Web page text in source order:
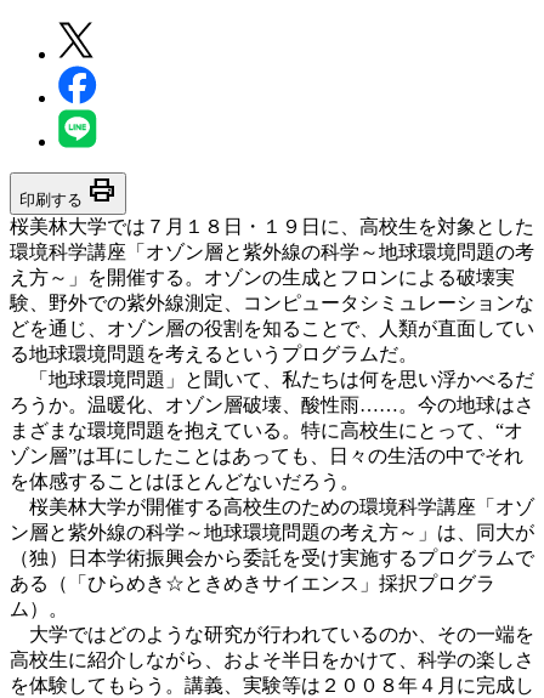
印刷する print
桜美林大学では７月１８日・１９日に、高校生を対象とした
環境科学講座「オゾン層と紫外線の科学～地球環境問題の考
え方～」を開催する。オゾンの生成とフロンによる破壊実
験、野外での紫外線測定、コンピュータシミュレーションな
どを通じ、オゾン層の役割を知ることで、人類が直面してい
る地球環境問題を考えるというプログラムだ。
「地球環境問題」と聞いて、私たちは何を思い浮かべるだ
ろうか。温暖化、オゾン層破壊、酸性雨……。今の地球はさ
まざまな環境問題を抱えている。特に高校生にとって、“オ
ゾン層”は耳にしたことはあっても、日々の生活の中でそれ
を体感することはほとんどないだろう。
桜美林大学が開催する高校生のための環境科学講座「オゾ
ン層と紫外線の科学～地球環境問題の考え方～」は、同大が
（独）日本学術振興会から委託を受け実施するプログラムで
ある（「ひらめき☆ときめきサイエンス」採択プログラ
ム）。
大学ではどのような研究が行われているのか、その一端を
高校生に紹介しながら、およそ半日をかけて、科学の楽しさ
を体験してもらう。講義、実験等は２００８年４月に完成し